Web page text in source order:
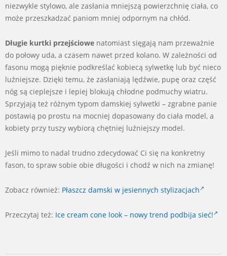
niezwykle stylowo, ale zasłania mniejszą powierzchnię ciała, co
może przeszkadzać paniom mniej odpornym na chłód.
Długie kurtki przejściowe natomiast sięgają nam przeważnie
do połowy uda, a czasem nawet przed kolano. W zależności od
fasonu mogą pięknie podkreślać kobiecą sylwetkę lub być nieco
luźniejsze. Dzięki temu, że zasłaniają lędźwie, pupę oraz część
nóg są cieplejsze i lepiej blokują chłodne podmuchy wiatru.
Sprzyjają też różnym typom damskiej sylwetki – zgrabne panie
postawią po prostu na mocniej dopasowany do ciała model, a
kobiety przy tuszy wybiorą chętniej luźniejszy model.
Jeśli mimo to nadal trudno zdecydować Ci się na konkretny
fason, to spraw sobie obie długości i chodź w nich na zmianę!
Zobacz również: Płaszcz damski w jesiennych stylizacjach
Przeczytaj też: Ice cream cone look – nowy trend podbija sieć!